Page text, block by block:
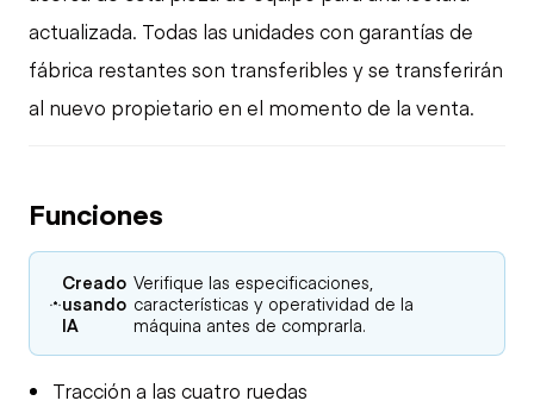
actualizada. Todas las unidades con garantías de
fábrica restantes son transferibles y se transferirán
al nuevo propietario en el momento de la venta.
Funciones
Creado
usando
IA
Verifique las especificaciones,
características y operatividad de la
máquina antes de comprarla.
Tracción a las cuatro ruedas